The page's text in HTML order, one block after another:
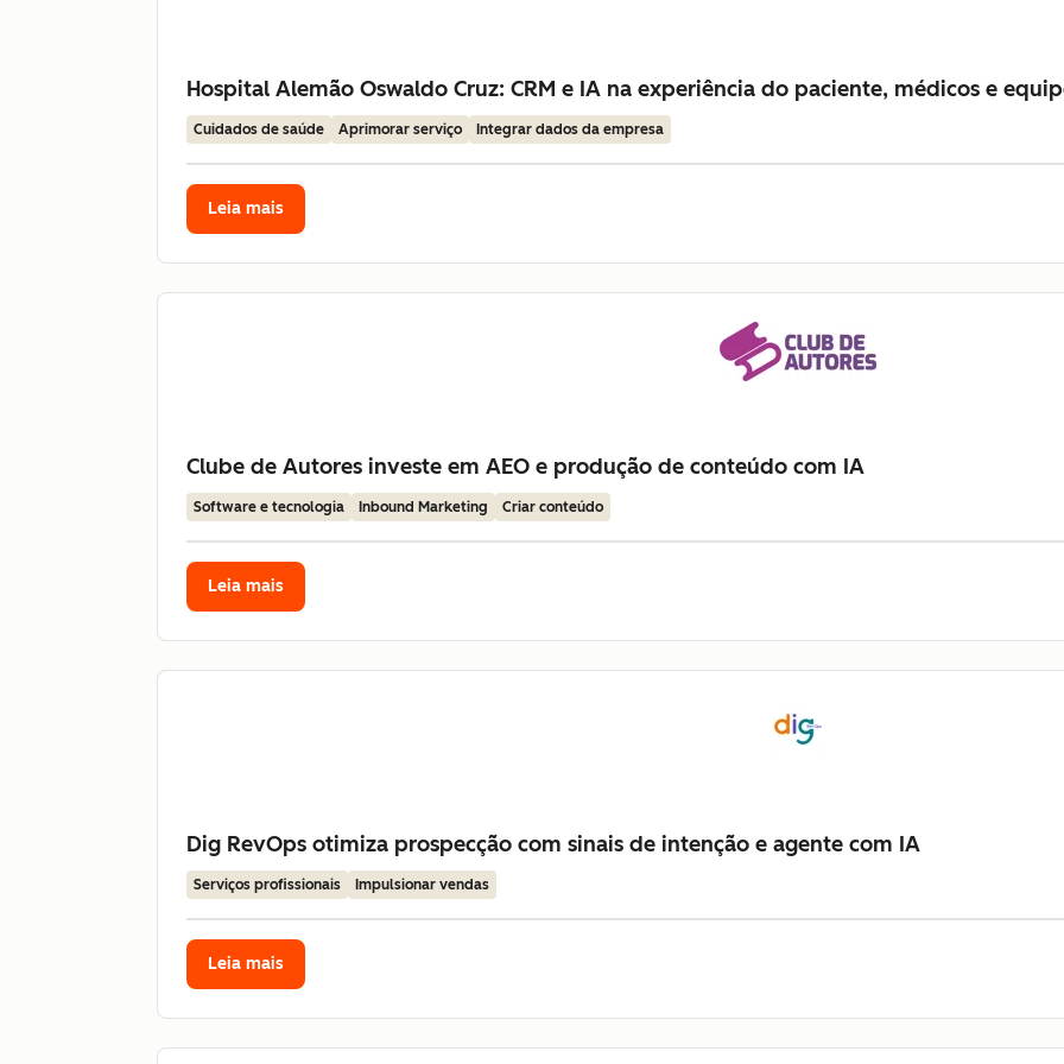
Hospital Alemão Oswaldo Cruz: CRM e IA na experiência do paciente, médicos e
Cuidados de saúde Aprimorar serviço Integrar dados da empresa
Leia mais
Clube de Autores investe em AEO e produção de conteúdo com IA
Software e tecnologia Inbound Marketing Criar conteúdo
Leia mais
Dig RevOps otimiza prospecção com sinais de intenção e agente com IA
Serviços profissionais Impulsionar vendas
Leia mais